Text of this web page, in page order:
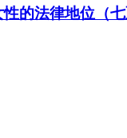
性的法律地位（